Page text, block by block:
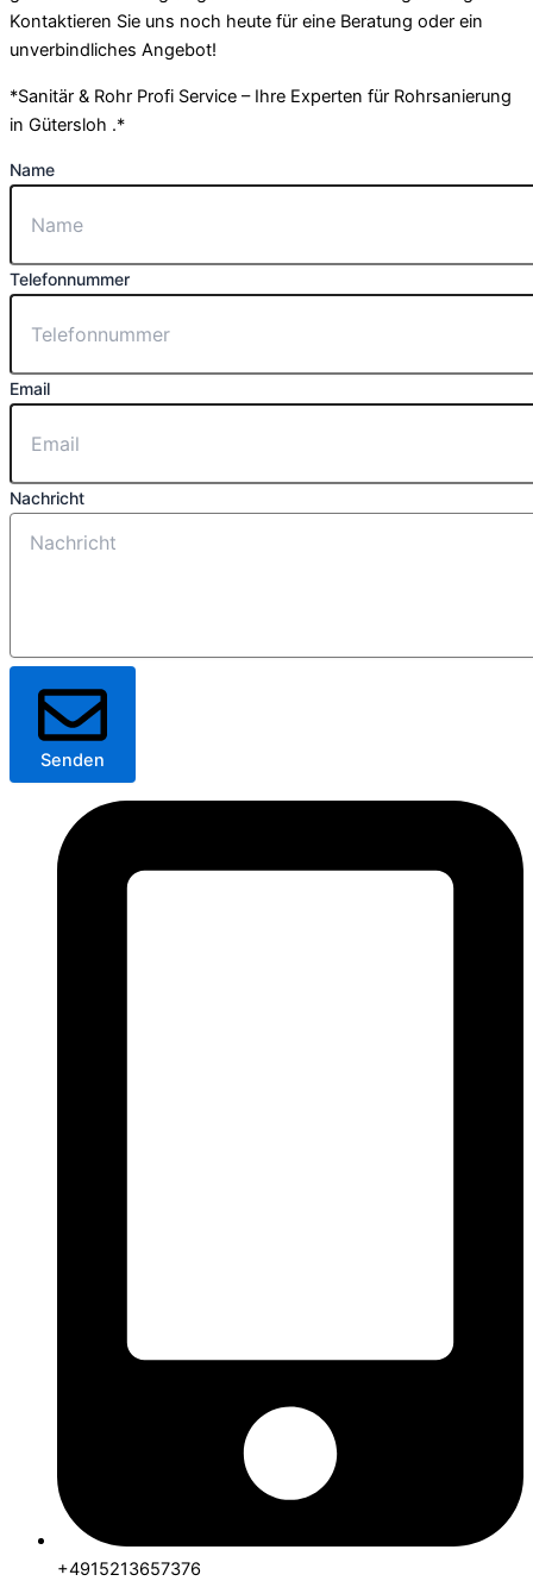
Kontaktieren Sie uns noch heute für eine Beratung oder ein
unverbindliches Angebot!
*Sanitär & Rohr Profi Service – Ihre Experten für Rohrsanierung
in Gütersloh .*
Name
Telefonnummer
Email
Nachricht
Senden
+4915213657376